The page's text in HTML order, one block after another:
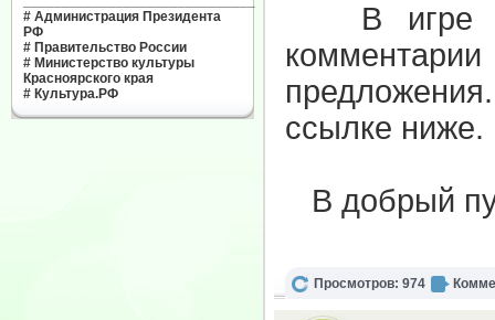
# Администрация Президента
РФ
# Правительство России
# Министерство культуры
Красноярского края
# Культура.РФ
В игре
комментарии
ссылке ниже.
В добрый
Просмотров: 974